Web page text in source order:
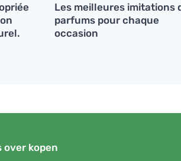
Les meilleures imitations
parfums pour chaque
occasion
over kopen